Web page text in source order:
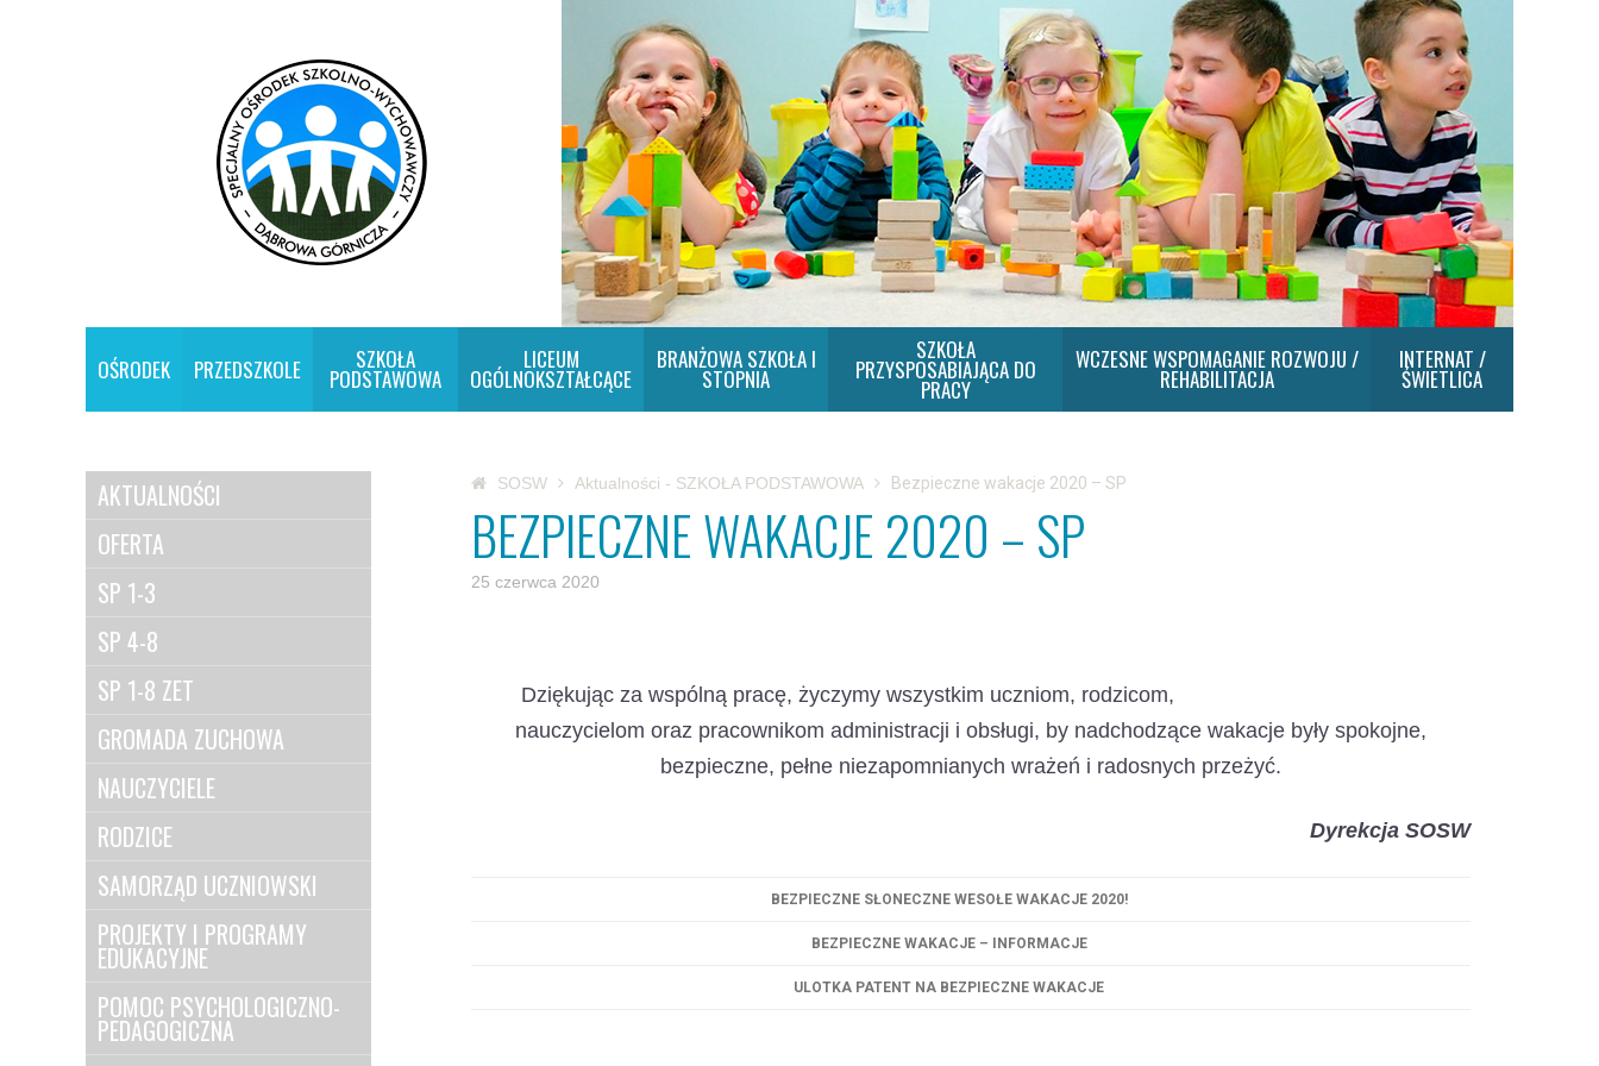
OŚRODEK PRZEDSZKOLE SZKOŁA
PODSTAWOWA
LICEUM
OGÓLNOKSZTAŁCĄCE
BRANŻOWA SZKOŁA I
STOPNIA
SZKOŁA
PRZYSPOSABIAJĄCA DO
PRACY
WCZESNE WSPOMAGANIE ROZWOJU /
REHABILITACJA
INTERNAT /
ŚWIETLICA
AKTUALNOŚCI
OFERTA
SP 1-3
SP 4-8
SP 1-8 ZET
GROMADA ZUCHOWA
NAUCZYCIELE
RODZICE
SAMORZĄD UCZNIOWSKI
PROJEKTY I PROGRAMY
EDUKACYJNE
POMOC PSYCHOLOGICZNO-
PEDAGOGICZNA
SOSW Aktualności - SZKOŁA PODSTAWOWA Bezpieczne wakacje 2020 – SP
BEZPIECZNE WAKACJE 2020 – SP
25 czerwca 2020
Dziękując za wspólną pracę, życzymy wszystkim uczniom, rodzicom,
nauczycielom oraz pracownikom administracji i obsługi, by nadchodzące wakacje były spokojne,
bezpieczne, pełne niezapomnianych wrażeń i radosnych przeżyć.
Dyrekcja SOSW
BEZPIECZNE SŁONECZNE WESOŁE WAKACJE 2020!
BEZPIECZNE WAKACJE – INFORMACJE
ULOTKA PATENT NA BEZPIECZNE WAKACJE